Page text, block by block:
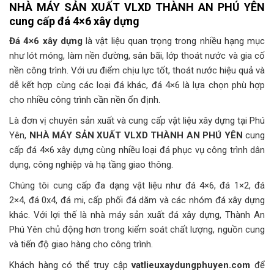
NHÀ MÁY SẢN XUẤT VLXD THÀNH AN PHÚ YÊN
cung cấp đá 4×6 xây dựng
Đá 4×6 xây dựng là vật liệu quan trọng trong nhiều hạng mục
như lót móng, làm nền đường, sân bãi, lớp thoát nước và gia cố
nền công trình. Với ưu điểm chịu lực tốt, thoát nước hiệu quả và
dễ kết hợp cùng các loại đá khác, đá 4×6 là lựa chọn phù hợp
cho nhiều công trình cần nền ổn định.
Là đơn vị chuyên sản xuất và cung cấp vật liệu xây dựng tại Phú
Yên, NHÀ MÁY SẢN XUẤT VLXD THÀNH AN PHÚ YÊN cung
cấp đá 4×6 xây dựng cùng nhiều loại đá phục vụ công trình dân
dụng, công nghiệp và hạ tầng giao thông.
Chúng tôi cung cấp đa dạng vật liệu như đá 4×6, đá 1×2, đá
2×4, đá 0x4, đá mi, cấp phối đá dăm và các nhóm đá xây dựng
khác. Với lợi thế là nhà máy sản xuất đá xây dựng, Thành An
Phú Yên chủ động hơn trong kiểm soát chất lượng, nguồn cung
và tiến độ giao hàng cho công trình.
Khách hàng có thể truy cậpvatlieuxaydungphuyen.com để